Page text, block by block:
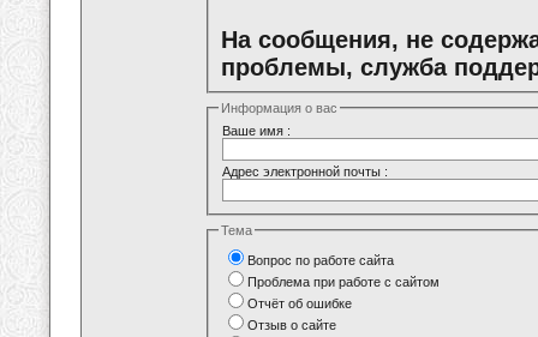
На сообщения, не
проблемы, служба
Информация о вас
Ваше имя :
Адрес электронной почты :
Тема
Вопрос по работе сайта
Проблема при работе с сайтом
Отчёт об ошибке
Отзыв о сайте